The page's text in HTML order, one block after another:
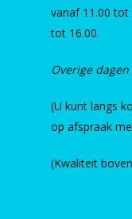
vanaf 11.00 tot
tot 16.00.
Overige
(U kunt langs
op afspraak
(Kwaliteit